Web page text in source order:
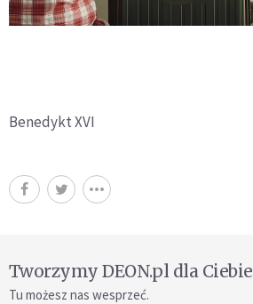
Benedykt XVI
Tworzymy DEON.pl dla Ciebie
Tu możesz nas wesprzeć.